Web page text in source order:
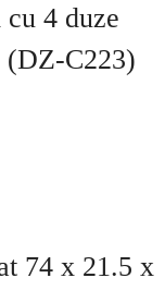
4 duze
(DZ-C223)
74 x 21.5 x